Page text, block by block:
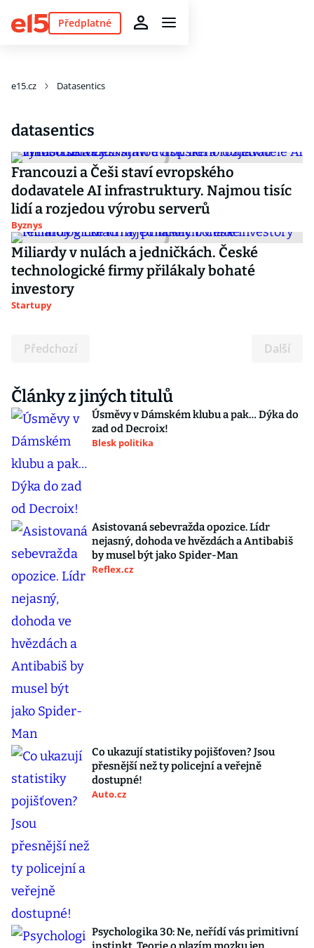
Předplatné
e15.cz Datasentics
datasentics
Francouzi a Češi staví evropského
dodavatele AI infrastruktury. Najmou tisíc
lidí a rozjedou výrobu serverů
Byznys
Miliardy v nulách a jedničkách. České
technologické firmy přilákaly bohaté
investory
Startupy
Předchozí Další
Články z jiných titulů
Úsměvy v Dámském klubu a pak… Dýka do
zad od Decroix!
Blesk politika
Asistovaná sebevražda opozice. Lídr
nejasný, dohoda ve hvězdách a Antibabiš
by musel být jako Spider-Man
Reflex.cz
Co ukazují statistiky pojišťoven? Jsou
přesnější než ty policejní a veřejně
dostupné!
Auto.cz
Psychologika 30: Ne, neřídí vás primitivní